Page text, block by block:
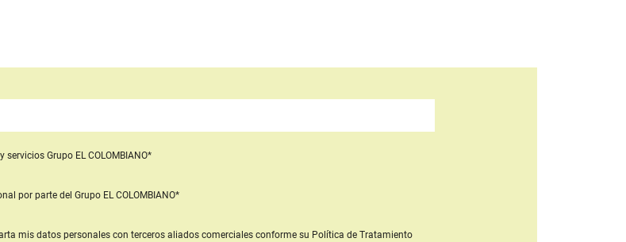
servicios Grupo EL COLOMBIANO*
por parte del Grupo EL COLOMBIANO*
mis datos personales con terceros aliados comercialesconforme su Política de Tratamiento